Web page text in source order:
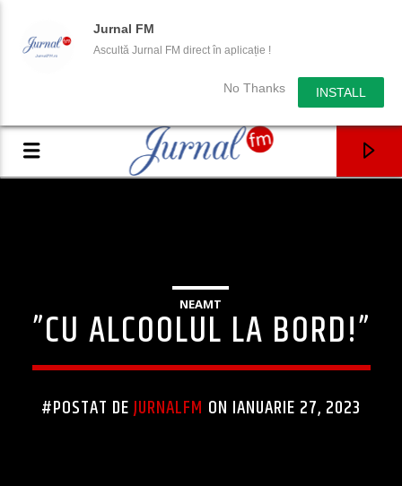
Jurnal FM
Ascultă Jurnal FM direct în aplicație !
No Thanks INSTALL
NEAMT
”CU ALCOOLUL LA BORD!”
#POSTAT DEJURNALFM ON IANUARIE 27, 2023